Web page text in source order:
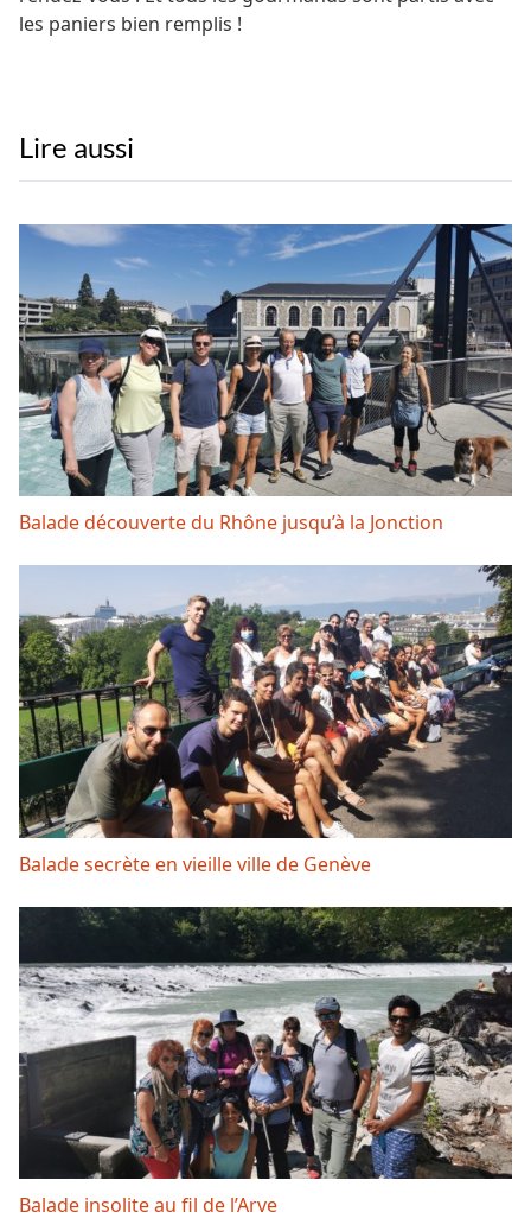
les paniers bien remplis !
Lire aussi
Balade découverte du Rhône jusqu’à la Jonction
Balade secrète en vieille ville de Genève
Balade insolite au fil de l’Arve